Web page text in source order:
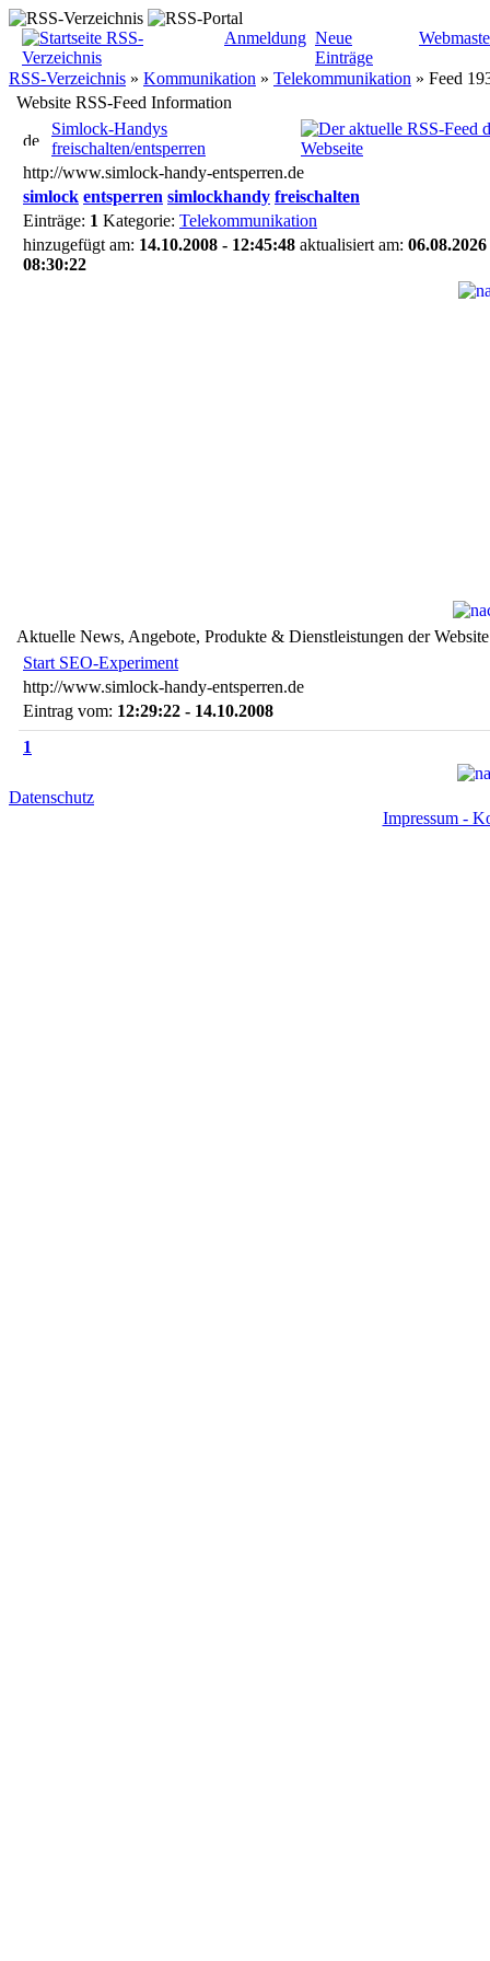
Anmeldung Neue
Einträge
RSS-Verzeichnis » Kommunikation » Telekommunikation » Feed
Website RSS-Feed Information
Simlock-Handys
freischalten/entsperren
http://www.simlock-handy-entsperren.de
simlock entsperren simlockhandy freischalten
Einträge: 1 Kategorie: Telekommunikation
hinzugefügt am: 14.10.2008 - 12:45:48 aktualisiert am: 06.08.2026
08:30:22
Aktuelle News, Angebote, Produkte & Dienstleistungen der Website
Start SEO-Experiment
http://www.simlock-handy-entsperren.de
Eintrag vom: 12:29:22 - 14.10.2008
1
Datenschutz
Impressum -